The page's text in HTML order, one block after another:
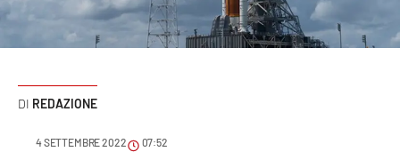
Sport
REDAZIONE
4 SETTEMBRE 2022 07:52